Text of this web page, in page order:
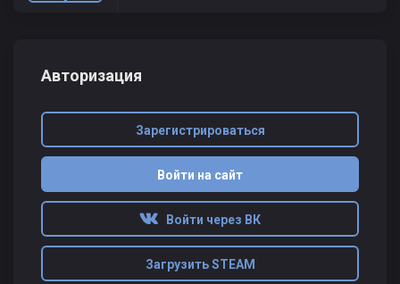
Авторизация
Зарегистрироваться
Войти на сайт
Войти через ВК
Загрузить STEAM